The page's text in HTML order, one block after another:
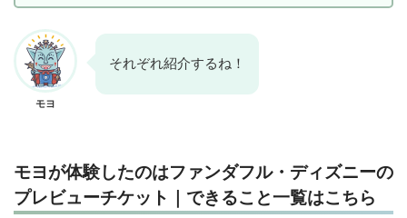
モヨ
それぞれ紹介するね！
モヨが体験したのはファンダフル・ディズニーの
プレビューチケット｜できること一覧はこちら